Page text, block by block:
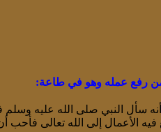
من رفع عمله وهو في طاعة:
سأل النبي صلى الله عليه
الأعمال إلى الله تعالى فأحب